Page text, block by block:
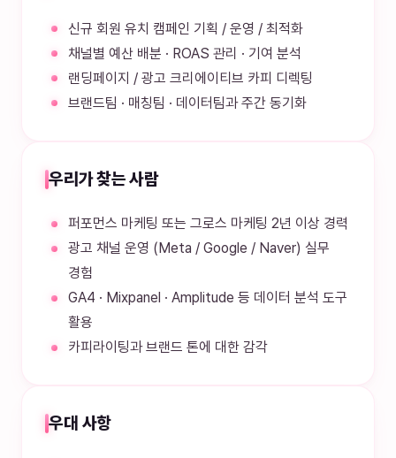
신규 회원 유치 캠페인 기획 / 운영 / 최적화
채널별 예산 배분 · ROAS 관리 · 기여 분석
랜딩페이지 / 광고 크리에이티브 카피 디렉팅
브랜드팀 · 매칭팀 · 데이터팀과 주간 동기화
우리가 찾는 사람
퍼포먼스 마케팅 또는 그로스 마케팅 2년 이상 경력
광고 채널 운영 (Meta / Google / Naver) 실무
경험
GA4 · Mixpanel · Amplitude 등 데이터 분석 도구
활용
카피라이팅과 브랜드 톤에 대한 감각
우대 사항